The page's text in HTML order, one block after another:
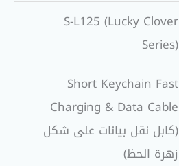
S-L125 (Lucky Clover
Series)
Short Keychain Fast
Charging & Data Cable
(كابل نقل بيانات على شكل
زهرة الحظ)